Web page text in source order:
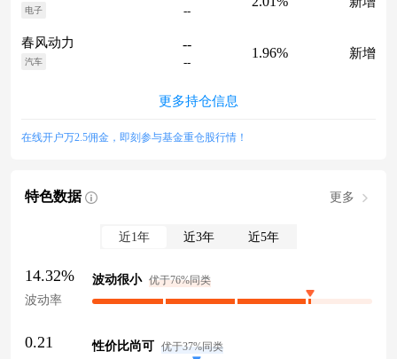
电子 --
春风动力
汽车
--
--
1.96% 新增
更多持仓信息
在线开户万2.5佣金，即刻参与基金重仓股行情！
特色数据 更多
近1年 近3年 近5年
14.32%
波动率
波动很小 优于76%同类
0.21 性价比尚可 优于37%同类